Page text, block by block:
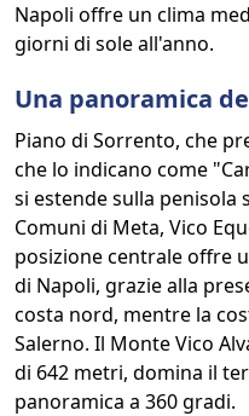
Napoli offre un clima
giorni di sole all'anno.
Una panoramica
Piano di Sorrento, che
che lo indicano come
si estende sulla penisola
Comuni di Meta, Vico
posizione centrale offre
di Napoli, grazie alla
costa nord, mentre la
Salerno. Il Monte Vico
di 642 metri, domina il
panoramica a 360 gradi.